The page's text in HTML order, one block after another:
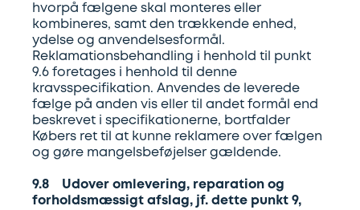
hvorpå fælgene skal monteres eller
kombineres, samt den trækkende enhed,
ydelse og anvendelsesformål.
Reklamationsbehandling i henhold til punkt
9.6 foretages i henhold til denne
kravsspecifikation. Anvendes de leverede
fælge på anden vis eller til andet formål end
beskrevet i specifikationerne, bortfalder
Købers ret til at kunne reklamere over fælgen
og gøre mangelsbeføjelser gældende.
9.8 Udover omlevering, reparation og
forholdsmæssigt afslag, jf. dette punkt 9,